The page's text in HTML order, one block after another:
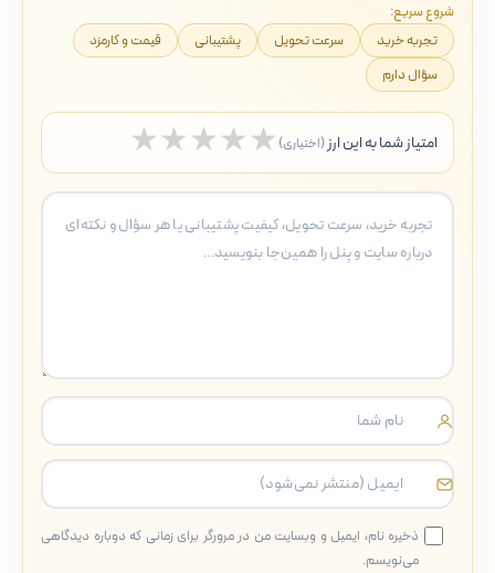
شروع سریع:
تجربه خرید
سرعت تحویل پشتیبانی
قیمت و کارمزد
سؤال دارم
امتیاز شما به این ارز (اختیاری) ★
5 ستاره
★
4 ستاره
★
3 ستاره
★
2 ستاره
★
1 ستاره
ذخیره نام، ایمیل و وبسایت من در مرورگر برای زمانی که دوباره دیدگاهی
می‌نویسم.